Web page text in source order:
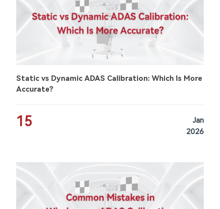
Static vs Dynamic ADAS Calibration: Which Is More
Accurate?
15
Jan
2026